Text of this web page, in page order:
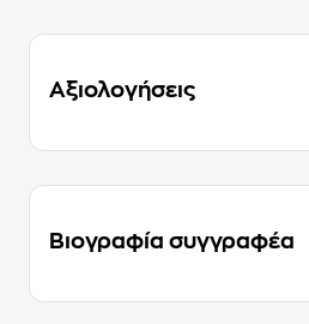
Αξιολογήσεις
Βιογραφία συγγραφέα